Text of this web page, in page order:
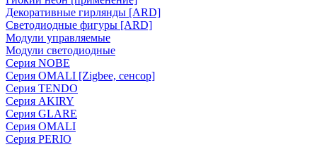
Декоративные гирлянды [ARD]
Светодиодные фигуры [ARD]
Модули управляемые
Модули светодиодные
Серия NOBE
Серия OMALI [Zigbee, сенсор]
Серия TENDO
Серия AKIRY
Серия GLARE
Серия OMALI
Серия PERIO